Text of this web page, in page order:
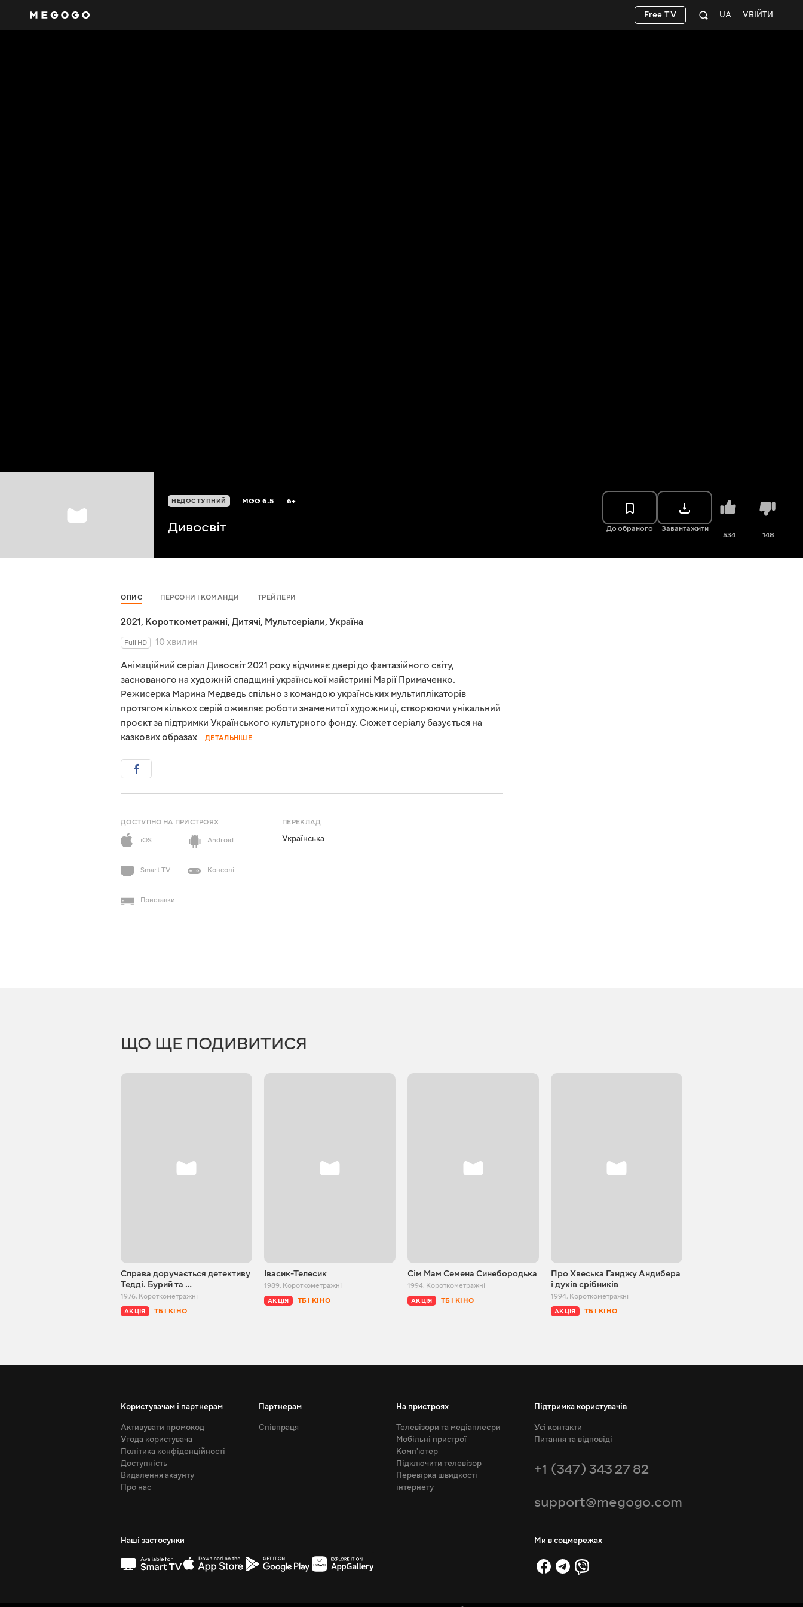
УВІЙТИ
UA
Free TV
НЕДОСТУПНИЙ MGG6.5 6+
Дивосвіт До обраного Завантажити
534 148
ОПИС ПЕРСОНИ І КОМАНДИ ТРЕЙЛЕРИ
2021, Короткометражні, Дитячі, Мультсеріали, Україна
Full HD
10 хвилин
Анімаційний серіал Дивосвіт 2021 року відчиняє двері до фантазійного світу,
заснованого на художній спадщині української майстрині Марії Примаченко.
Режисерка Марина Медведь спільно з командою українських мультиплікаторів
протягом кількох серій оживляє роботи знаменитої художниці, створюючи унікальний
проєкт за підтримки Українського культурного фонду. Сюжет серіалу базується на
казкових образах
ДЕТАЛЬНІШЕ
ДОСТУПНО НА ПРИСТРОЯХ
iOS
Android
Smart TV Консолі
Приставки
ПЕРЕКЛАД
Українська
ЩО ЩЕ ПОДИВИТИСЯ
Справа доручається детективу
Тедді. Бурий та …
1976, Короткометражні
АКЦІЯ ТБ І КІНО
Івасик-Телесик
1989, Короткометражні
АКЦІЯ ТБ І КІНО
Сім Мам Семена Синебородька
1994, Короткометражні
АКЦІЯ ТБ І КІНО
Про Хвеська Ганджу Андибера
і духів срібників
1994, Короткометражні
АКЦІЯ ТБ І КІНО
Користувачам і партнерам
Активувати промокод
Угода користувача
Політика конфіденційності
Доступність
Видалення акаунту
Про нас
Партнерам
Співпраця
На пристроях
Телевізори та медіаплеєри
Мобільні пристрої
Комп'ютер
Підключити телевізор
Перевірка швидкості
інтернету
Підтримка користувачів
Усі контакти
Питання та відповіді
+1 (347) 343 27 82
support@megogo.com
Наші застосунки Ми в соцмережах